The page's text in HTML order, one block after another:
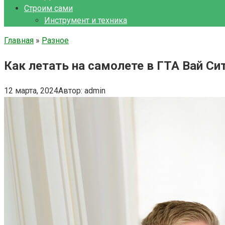
Строим сами
Инструмент и техника
Главная » Разное
Как летать на самолете в ГТА Вай
12 марта, 2024Автор: admin